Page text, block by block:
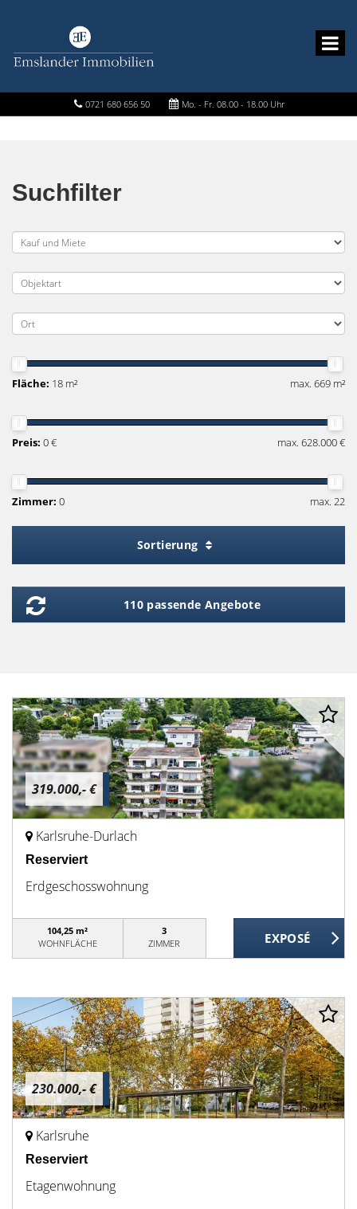
0721 680 656 50 Mo. - Fr. 08.00 - 18.00 Uhr
Suchfilter
Fläche: 18 m² max. 669 m²
Preis: 0 € max. 628.000 €
Zimmer: 0 max. 22
Sortierung
110 passende Angebote
319.000,- €
Karlsruhe-Durlach
Reserviert
Erdgeschosswohnung
104,25 m²
WOHNFLÄCHE
3
ZIMMER
230.000,- €
Karlsruhe
Reserviert
Etagenwohnung